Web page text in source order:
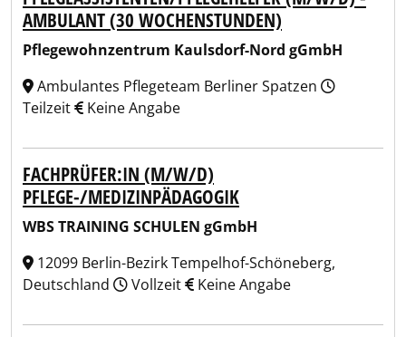
AMBULANT (30 WOCHENSTUNDEN)
Pflegewohnzentrum Kaulsdorf-Nord gGmbH
Ambulantes Pflegeteam Berliner Spatzen
Teilzeit
Keine Angabe
FACHPRÜFER:IN (M/W/D)
PFLEGE-/MEDIZINPÄDAGOGIK
WBS TRAINING SCHULEN gGmbH
12099 Berlin-Bezirk Tempelhof-Schöneberg,
Deutschland
Vollzeit Keine Angabe